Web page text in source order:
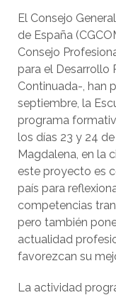
El Consejo
de España
Consejo
para el Desarrollo
Continuada-, han
septiembre, la
programa
los días 23 y 24
Magdalena, en la
este proyecto es
país para
competencias
pero también
actualidad
favorezcan su
La actividad